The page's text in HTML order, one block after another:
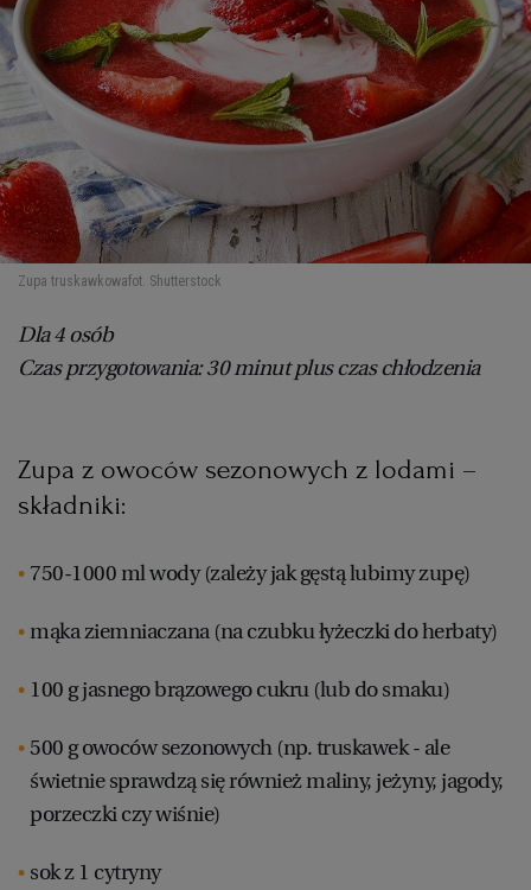
Zupa truskawkowafot. Shutterstock
Dla 4 osób
Czas przygotowania: 30 minut plus czas chłodzenia
Zupa z owoców sezonowych z lodami –
składniki:
750-1000 ml wody (zależy jak gęstą lubimy zupę)
mąka ziemniaczana (na czubku łyżeczki do herbaty)
100 g jasnego brązowego cukru (lub do smaku)
500 g owoców sezonowych (np. truskawek - ale
świetnie sprawdzą się również maliny, jeżyny, jagody,
porzeczki czy wiśnie)
sok z 1 cytryny